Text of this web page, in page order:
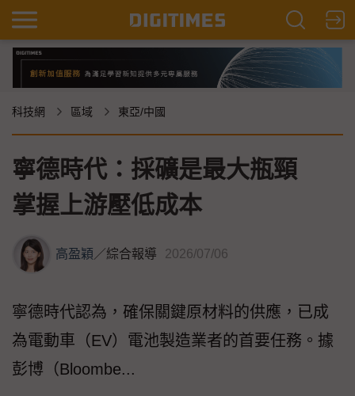
科技網 區域 東亞/中國
寧德時代：採礦是最大瓶頸
掌握上游壓低成本
高盈穎／綜合報導 2026/07/06
寧德時代認為，確保關鍵原材料的供應，已成
為電動車（EV）電池製造業者的首要任務。據
彭博（Bloombe...